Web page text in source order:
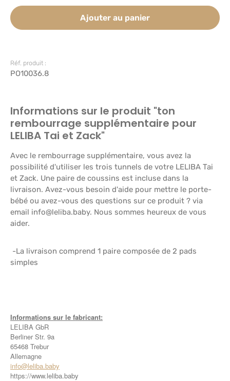
Ajouter au panier
Réf. produit :
PO10036.8
Informations sur le produit "ton
rembourrage supplémentaire pour
LELIBA Tai et Zack"
Avec le rembourrage supplémentaire, vous avez la
possibilité d'utiliser les trois tunnels de votre LELIBA Tai
et Zack. Une paire de coussins est incluse dans la
livraison. Avez-vous besoin d'aide pour mettre le porte-
bébé ou avez-vous des questions sur ce produit ? via
email info@leliba.baby. Nous sommes heureux de vous
aider.
-La livraison comprend 1 paire composée de 2 pads
simples
Informations sur le fabricant:
LELIBA GbR
Berliner Str. 9a
65468 Trebur
Allemagne
info@leliba.baby
https://www.leliba.baby